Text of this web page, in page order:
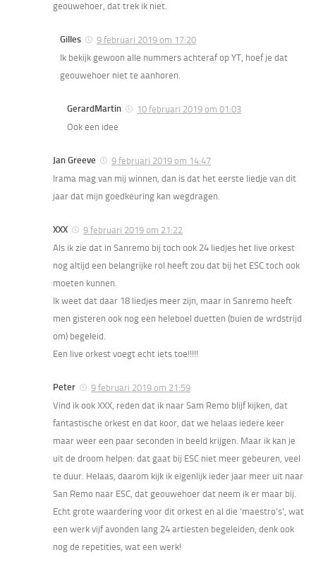
geouwehoer, dat trek ik niet.
Gilles
9 februari 2019 om 17:20
Ik bekijk gewoon alle nummers achteraf op YT, hoef je dat
geouwehoer niet te aanhoren.
GerardMartin
10 februari 2019 om 01:03
Ook een idee
Jan Greeve
9 februari 2019 om 14:47
Irama mag van mij winnen, dan is dat het eerste liedje van dit
jaar dat mijn goedkeuring kan wegdragen.
XXX
9 februari 2019 om 21:22
Als ik zie dat in Sanremo bij toch ook 24 liedjes het live orkest
nog altijd een belangrijke rol heeft zou dat bij het ESC toch ook
moeten kunnen.
Ik weet dat daar 18 liedjes meer zijn, maar in Sanremo heeft
men gisteren ook nog een heleboel duetten (buien de wrdstrijd
om) begeleid.
Een live orkest voegt echt iets toe!!!!!
Peter
9 februari 2019 om 21:59
Vind ik ook XXX, reden dat ik naar Sam Remo blijf kijken, dat
fantastische orkest en dat koor, dat we helaas iedere keer
maar weer een paar seconden in beeld krijgen. Maar ik kan je
uit de droom helpen: dat gaat bij ESC niet meer gebeuren, veel
te duur. Helaas, daarom kijk ik eigenlijk ieder jaar meer uit naar
San Remo naar ESC, dat geouwehoer dat neem ik er maar bij.
Echt grote waardering voor dit orkest en al die ‘maestro’s’, wat
een werk vijf avonden lang 24 artiesten begeleiden, denk ook
nog de repetities, wat een werk!